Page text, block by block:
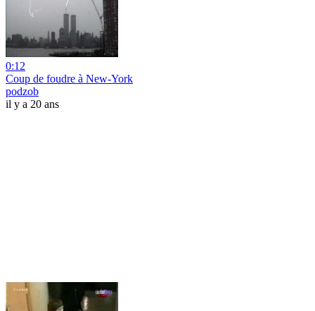
0:12
Coup de foudre à New-York
podzob
il y a 20 ans